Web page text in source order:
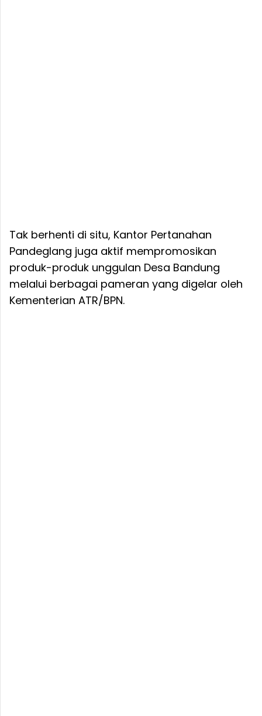
Tak berhenti di situ, Kantor Pertanahan
Pandeglang juga aktif mempromosikan
produk-produk unggulan Desa Bandung
melalui berbagai pameran yang digelar oleh
Kementerian ATR/BPN.